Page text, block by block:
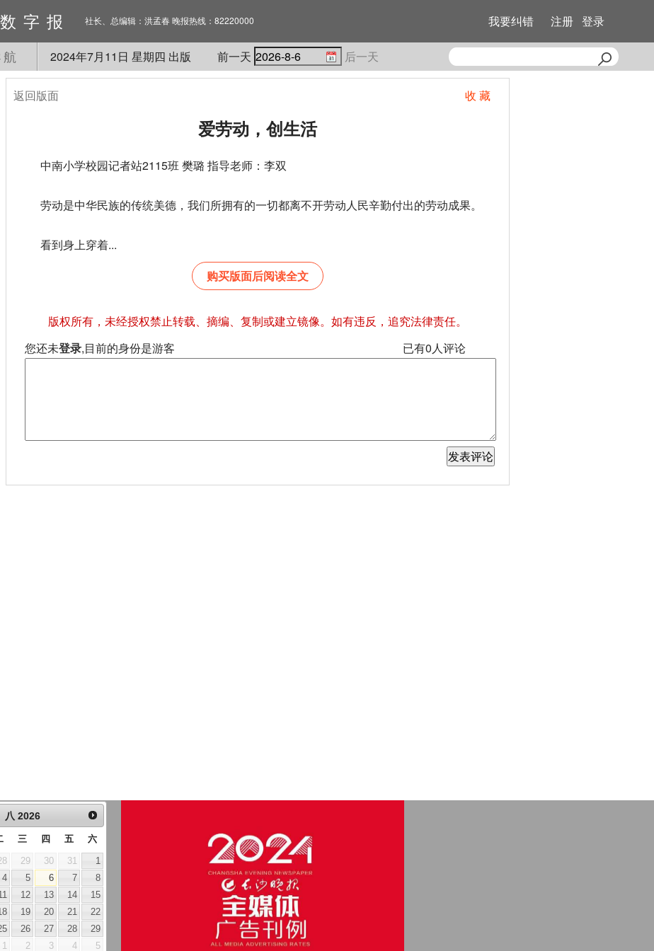
字报 社长、总编辑：洪孟春 晚报热线：82220000 我要纠错 注册 登录
2024年7月11 日 星期四 出版 前一天 后一天
返回版面 收 藏
爱劳动，创生活
中南小学校园记者站2115班 樊璐 指导老师：李双
劳动是中华民族的传统美德，我们所拥有的一切都离不开劳动人民辛勤付出的劳动成果。
看到身上穿着...
购买版面后阅读全文
版权所有，未经授权禁止转载、摘编、复制或建立镜像。如有违反，追究法律责任。
您还未登录,目前的身份是游客 已有0人评论
八 2026
三 四 五 六
29 30 31
1
4 5 6 7
8
12 13 14
15
19 20 21
22
26 27 28
29
1 2 3 4 5